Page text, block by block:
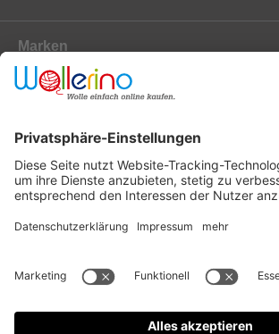
Marken
Newsletter
Versanddienstleister
Zahlungsanbieter